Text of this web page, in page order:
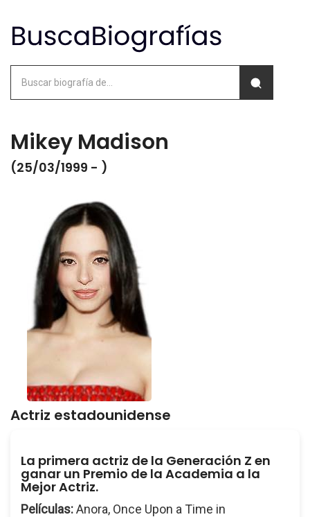
Mikey Madison
(25/03/1999 - )
Actriz estadounidense
La primera actriz de la Generación Z en
ganar un Premio de la Academia a la
Mejor Actriz.
Películas:Anora, Once Upon a Time in